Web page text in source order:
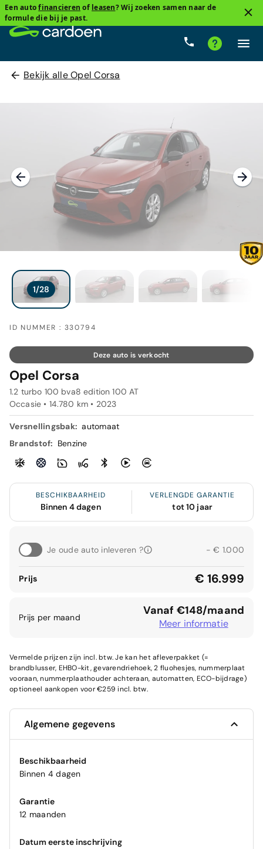
Een autofinancieren of leasen? Wij zoeken samen naar de
formule die bij je past.
Bekijk alle Opel Corsa
ID NUMMER : 330794
Deze auto is verkocht
Opel Corsa
1.2 turbo 100 bva8 edition 100 AT
Occasie • 14.780 km • 2023
Versnellingsbak: automaat
Brandstof: Benzine
BESCHIKBAARHEID
Binnen 4 dagen
VERLENGDE GARANTIE
tot 10 jaar
Je oude auto inleveren ? - € 1.000
Prijs € 16.999
Prijs per maand Vanaf €148/maand
Meer informatie
Vermelde prijzen zijn incl. btw. Je kan het afleverpakket (=
brandblusser, EHBO-kit, gevarendriehoek, 2 fluohesjes, nummerplaat
vooraan, nummerplaathouder achteraan, automatten, ECO-bijdrage)
optioneel aankopen voor €259 incl. btw.
Algemene gegevens
Beschikbaarheid
Binnen 4 dagen
Garantie
12 maanden
Datum eerste inschrijving